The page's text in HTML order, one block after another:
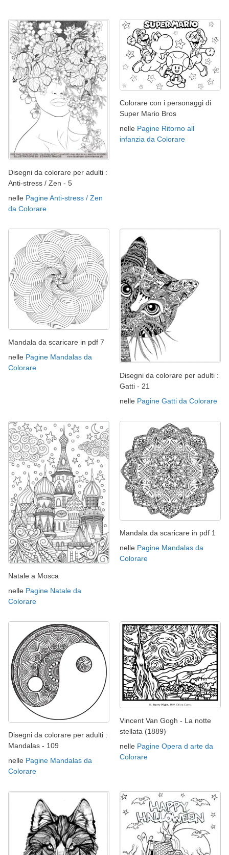
Disegni da colorare per adulti :
Anti-stress / Zen - 5
nelle Pagine Anti-stress / Zen
da Colorare
Colorare con i personaggi di
Super Mario Bros
nelle Pagine Ritorno all
infanzia da Colorare
Mandala da scaricare in pdf 7
nelle Pagine Mandalas da
Colorare
Disegni da colorare per adulti :
Gatti - 21
nelle Pagine Gatti da Colorare
Natale a Mosca
nelle Pagine Natale da
Colorare
Mandala da scaricare in pdf 1
nelle Pagine Mandalas da
Colorare
Disegni da colorare per adulti :
Mandalas - 109
nelle Pagine Mandalas da
Colorare
Vincent Van Gogh - La notte
stellata (1889)
nelle Pagine Opera d arte da
Colorare